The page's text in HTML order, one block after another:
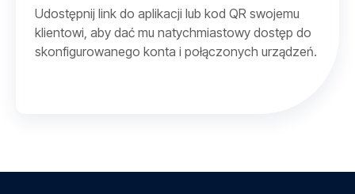
Udostępnij link do aplikacji lub kod QR swojemu
klientowi, aby dać mu natychmiastowy dostęp do
skonfigurowanego konta i połączonych urządzeń.